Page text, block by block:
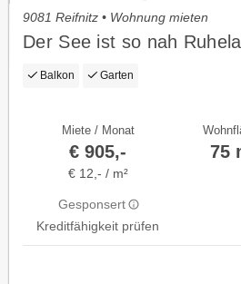
9081 Reifnitz • Wohnung mieten
Der See ist so nah
Balkon Garten
Miete / Monat
€ 905,-
€ 12,- / m²
Gesponsert
Kreditfähigkeit prüfen
75